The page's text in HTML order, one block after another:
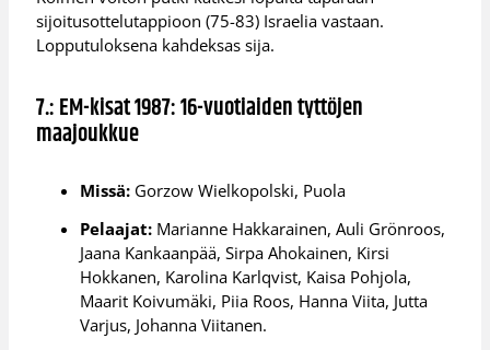
sijoitusottelutappioon (75-83) Israelia vastaan.
Lopputuloksena kahdeksas sija.
7.: EM-kisat 1987: 16-vuotiaiden tyttöjen
maajoukkue
Missä: Gorzow Wielkopolski, Puola
Pelaajat: Marianne Hakkarainen, Auli Grönroos,
Jaana Kankaanpää, Sirpa Ahokainen, Kirsi
Hokkanen, Karolina Karlqvist, Kaisa Pohjola,
Maarit Koivumäki, Piia Roos, Hanna Viita, Jutta
Varjus, Johanna Viitanen.